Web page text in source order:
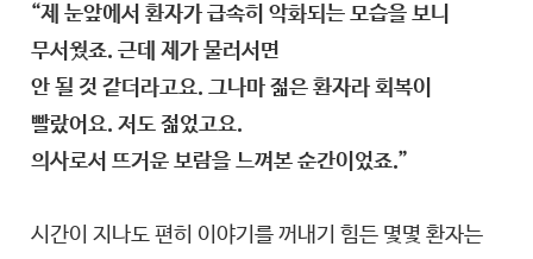
“제 눈앞에서 환자가 급속히 악화되는 모습을 보니
무서웠죠. 근데 제가 물러서면
안 될 것 같더라고요. 그나마 젊은 환자라 회복이
빨랐어요. 저도 젊었고요.
의사로서 뜨거운 보람을 느껴본 순간이었죠.”
시간이 지나도 편히 이야기를 꺼내기 힘든 몇몇 환자는